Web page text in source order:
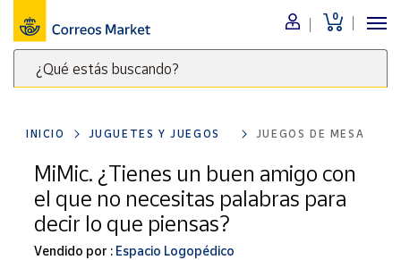
0
¿Qué estás buscando?
clave
para
buscar
productos
Correos
Menú
Nuestro
catálogo
Alimentación
Bebidas
Ocio y cultura
Juguetes y
juegos
INICIO JUGUETES Y JUEGOS JUEGOS DE MESA
MiMic. ¿Tienes un buen amigo con
el que no necesitas palabras para
decir lo que piensas?
Vendido por : Espacio Logopédico